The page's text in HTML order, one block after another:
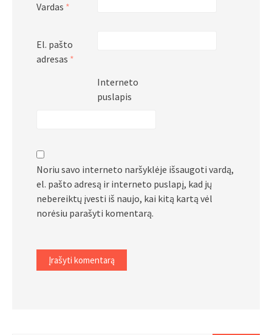
Vardas *
El. pašto
adresas *
Interneto
puslapis
Noriu savo interneto naršyklėje išsaugoti vardą,
el. pašto adresą ir interneto puslapį, kad jų
nebereiktų įvesti iš naujo, kai kitą kartą vėl
norėsiu parašyti komentarą.